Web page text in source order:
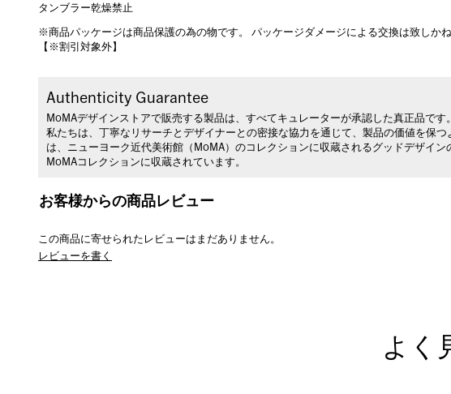
タンブラー乾燥禁止
※商品パッケージは商品保護の為の物です。 パッケージダメージによる交換は致しか
【※割引対象外】
Authenticity Guarantee
MoMAデザインストアで販売する製品は、すべてキュレーターが承認した真正品です。
私たちは、丁寧なリサーチとデザイナーとの密接な協力を通じて、製品の価値を保
は、ニューヨーク近代美術館（MoMA）のコレクションに収蔵されるグッドデザイ
MoMAコレクションに収蔵されています。
お客様からの商品レビュー
この商品に寄せられたレビューはまだありません。
レビューを書く
よく